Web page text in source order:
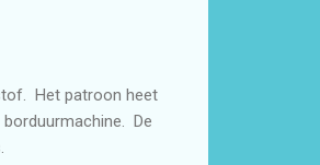
Het patroon heet
De